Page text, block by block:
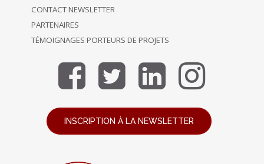
CONTACT NEWSLETTER
PARTENAIRES
TÉMOIGNAGES PORTEURS DE PROJETS
INSCRIPTION À LA NEWSLETTER